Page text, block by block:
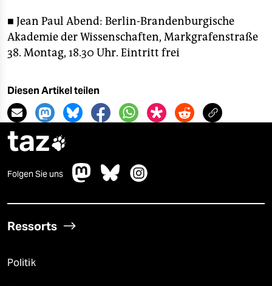
■ Jean Paul Abend: Berlin-Brandenburgische
Akademie der Wissenschaften, Markgrafenstraße
38. Montag, 18.30 Uhr. Eintritt frei
Diesen Artikel teilen
taz
Folgen Sie uns
Ressorts
Politik